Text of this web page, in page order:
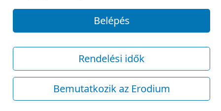
Belépés
Rendelési idők
Bemutatkozik az Erodium